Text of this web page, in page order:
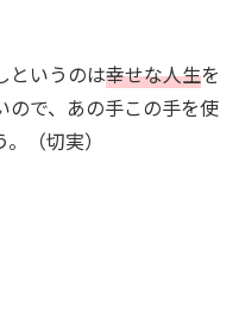
というのは幸せな人生を
ので、あの手この手を使
（切実）